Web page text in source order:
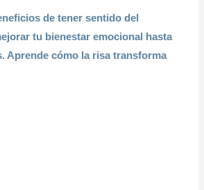
de tener sentido del
tu bienestar emocional hasta
Aprende cómo la risa transforma